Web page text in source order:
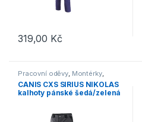
319,00 Kč
Pracovní oděvy, Montérky,
Kalhoty
CANIS CXS SIRIUS NIKOLAS
kalhoty pánské šedá/zelená